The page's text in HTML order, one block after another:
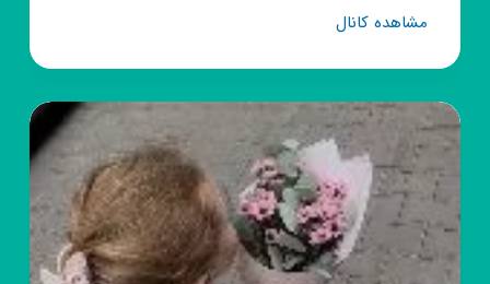
مشاهده کانالکانال
DC_fans_city